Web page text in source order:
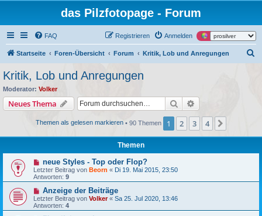
das Pilzfotopage - Forum
FAQ Anmelden
Registrieren
Startseite Foren-Übersicht Forum Kritik, Lob und Anregungen
Kritik, Lob und Anregungen
Moderator: Volker
Neues Thema Suche
Themen als gelesen markieren • 90 Themen 1 2 3 4
Themen
neue Styles - Top oder Flop?
Letzter Beitrag von Beorn « Di 19. Mai 2015, 23:50
Antworten: 9
Anzeige der Beiträge
Letzter Beitrag von Volker« Sa 25. Jul 2020, 13:46
Antworten: 4